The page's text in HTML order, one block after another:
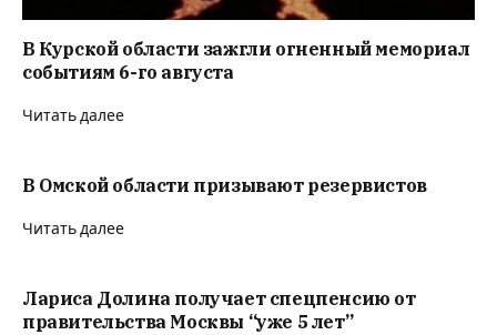
В Курской области зажгли огненный мемориал
событиям 6-го августа
Читать далее
В Омской области призывают резервистов
Читать далее
Лариса Долина получает спецпенсию от
правительства Москвы “уже 5 лет”